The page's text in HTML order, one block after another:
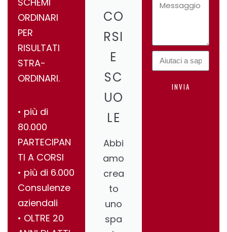
ORDINARI
PER
RISULTATI
STRA-
ORDINARI.
•⁠ ⁠più di
80.000
PARTECIPAN
TI A CORSI
•⁠ ⁠più di 6.000
Consulenze
aziendali
•⁠ ⁠OLTRE 20
CO
RSI
E
SC
UO
LE
Abbi
amo
crea
to
uno
spa
INVIA